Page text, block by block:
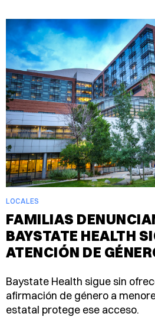
LOCALES
FAMILIAS
BAYSTATE HEALTH
ATENCIÓN DE
Baystate Health sigue sin
afirmación de género a
estatal protege ese acceso.